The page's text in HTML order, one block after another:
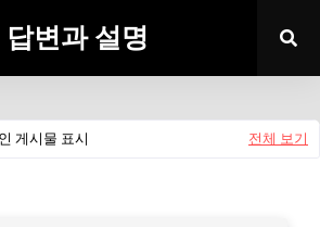
답변과 설명
인 게시물 표시 전체 보기